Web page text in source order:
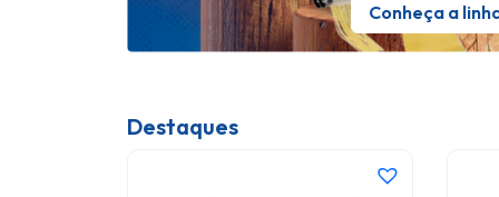
Conheça a
Destaques